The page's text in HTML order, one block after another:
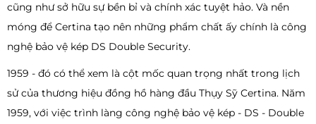
cũng như sở hữu sự bền bỉ và chính xác tuyệt hảo. Và nền
móng để Certina tạo nên những phẩm chất ấy chính là công
nghệ bảo vệ kép DS Double Security.
1959 - đó có thể xem là cột mốc quan trọng nhất trong lịch
sử của thương hiệu đồng hồ hàng đầu Thụy Sỹ Certina. Năm
1959, với việc trình làng công nghệ bảo vệ kép - DS - Double